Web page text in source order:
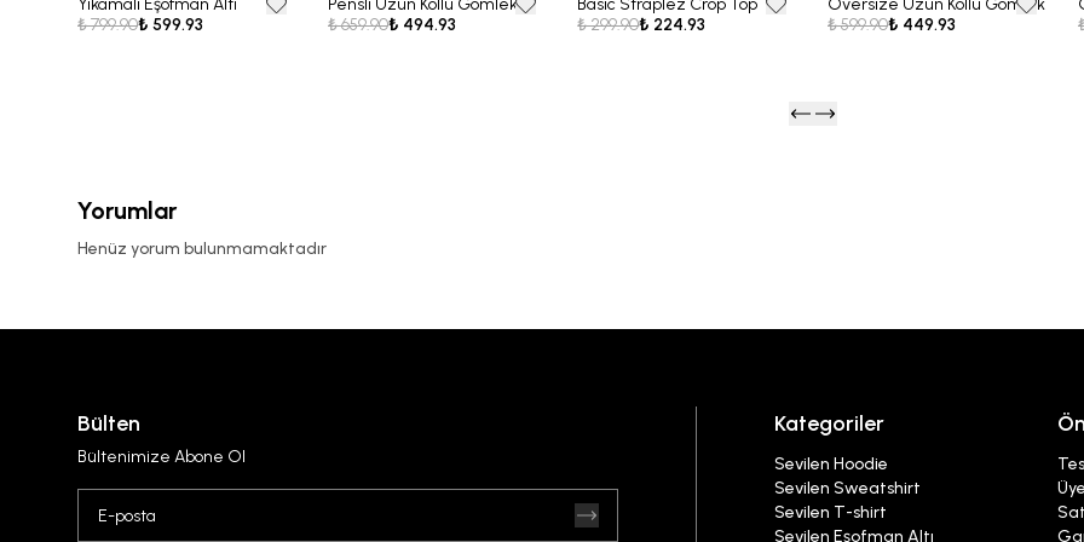
25% OFF
Yıkamalı Eşofman Altı
₺ 799.90₺ 599.93
25% OFF
Pensli Uzun Kollu Gömlek
₺ 659.90₺ 494.93
25% OFF
Basic Straplez Crop Top
₺ 299.90₺ 224.93
25% OFF
Oversize Uzun Kollu Gömlek
₺ 599.90₺ 449.93
Yorumlar
Henüz yorum bulunmamaktadır
Bülten
Bültenimize Abone Ol
Kategoriler
Sevilen Hoodie
Sevilen Sweatshirt
Sevilen T-shirt
Sevilen Eşofman Altı